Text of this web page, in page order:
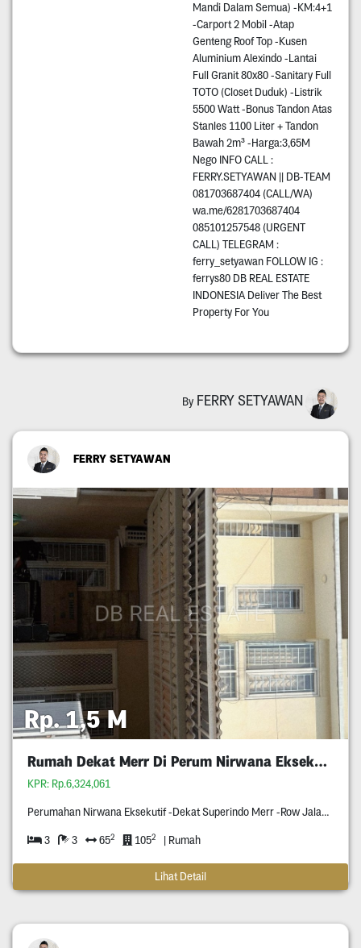
Mandi Dalam Semua) -KM:4+1
-Carport 2 Mobil -Atap
Genteng Roof Top -Kusen
Aluminium Alexindo -Lantai
Full Granit 80x80 -Sanitary Full
TOTO (Closet Duduk) -Listrik
5500 Watt -Bonus Tandon Atas
Stanles 1100 Liter + Tandon
Bawah 2m³ -Harga:3,65M
Nego INFO CALL :
FERRY.SETYAWAN || DB-TEAM
081703687404 (CALL/WA)
wa.me/6281703687404
085101257548 (URGENT
CALL) TELEGRAM :
ferry_setyawan FOLLOW IG :
ferrys80 DB REAL ESTATE
INDONESIA Deliver The Best
Property For You
By FERRY SETYAWAN
FERRY SETYAWAN
Rp. 1,5 M
Rumah Dekat Merr Di Perum Nirwana Eksekutif
KPR: Rp.6,324,061
Perumahan Nirwana Eksekutif -Dekat Superindo Merr -Row Jalan Tiga Mobil -Rumahnya Di Blok Terdepan Perumahan Nirwana Eksekutif -Rumahnya Bangunan Tahun Dua Ribu Delapan Belas -Pagar Otomatis Pakai Remote -Surat Shm -Hadap Timur
3 3 652 1052 | Rumah
Lihat Detail